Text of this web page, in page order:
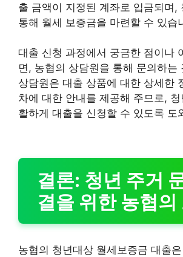
출 금액이 지정된 계좌로 입금되며,
통해 월세 보증금을 마련할 수 있습
대출 신청 과정에서 궁금한 점이나
면, 농협의 상담원을 통해 문의하는
상담원은 대출 상품에 대한 상세한
차에 대한 안내를 제공해 주므로,
활하게 대출을 신청할 수 있도록 도
결론: 청년 주거
결을 위한 농협의
농협의 청년대상 월세보증금 대출